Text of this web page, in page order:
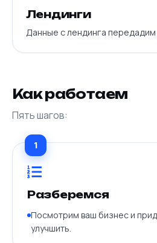
Лендинги
Данные с лендинга передадим
Как работаем
Пять шагов:
1
Разберемся
Посмотрим ваш бизнес и
улучшить.